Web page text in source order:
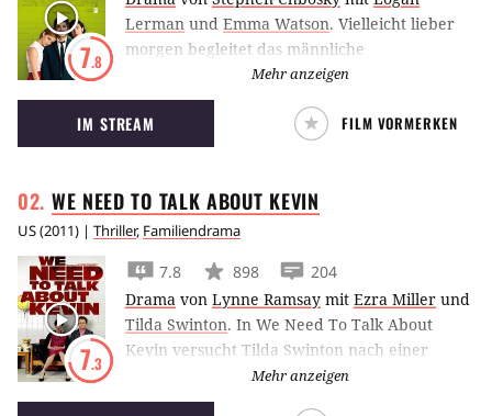
7.8
Lerman und Emma Watson. Vielleicht lieber
morgen begleitet das männliche
Mauerblümchen Logan Lerman durch sein
erstes Jahr an der High School. Dringend
benötigte Freunde findet er in Emma Watson
und Ezra Miller.
Mehr anzeigen
IM STREAM FILM VORMERKEN
WE NEED TO TALK ABOUT KEVIN
US(2011) | Thriller, Familiendrama
7.3
7.8 898
204
Drama von Lynne Ramsay mit Ezra Miller und
Tilda Swinton. In We Need To Talk About
Kevin versucht Tilda Swinton nach einer
Katastrophe rückblickend die Hintergründe
ihres gestörten Mutter-Sohn-Verhältnisses zu
Mehr anzeigen